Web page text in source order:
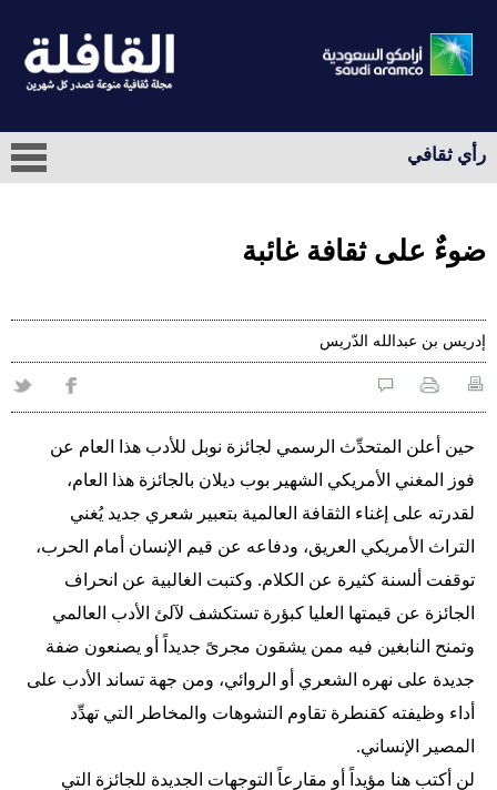
رأي ثقافي
ضوءٌ على ثقافة غائبة
إدريس بن عبدالله الدّريس
حين أعلن المتحدِّث الرسمي لجائزة نوبل للأدب هذا العام عن
فوز المغني الأمريكي الشهير بوب ديلان بالجائزة هذا العام،
لقدرته على إغناء الثقافة العالمية بتعبير شعري جديد يُغني
التراث الأمريكي العريق، ودفاعه عن قيم الإنسان أمام الحرب،
توقفت ألسنة كثيرة عن الكلام. وكتبت الغالبية عن انحراف
الجائزة عن قيمتها العليا كبؤرة تستكشف لآلئ الأدب العالمي
وتمنح النابغين فيه ممن يشقون مجرىً جديداً أو يصنعون ضفة
جديدة على نهره الشعري أو الروائي، ومن جهة تساند الأدب على
أداء وظيفته كقنطرة تقاوم التشوهات والمخاطر التي تهدِّد
المصير الإنساني.
لن أكتب هنا مؤيداً أو مقارعاً التوجهات الجديدة للجائزة التي